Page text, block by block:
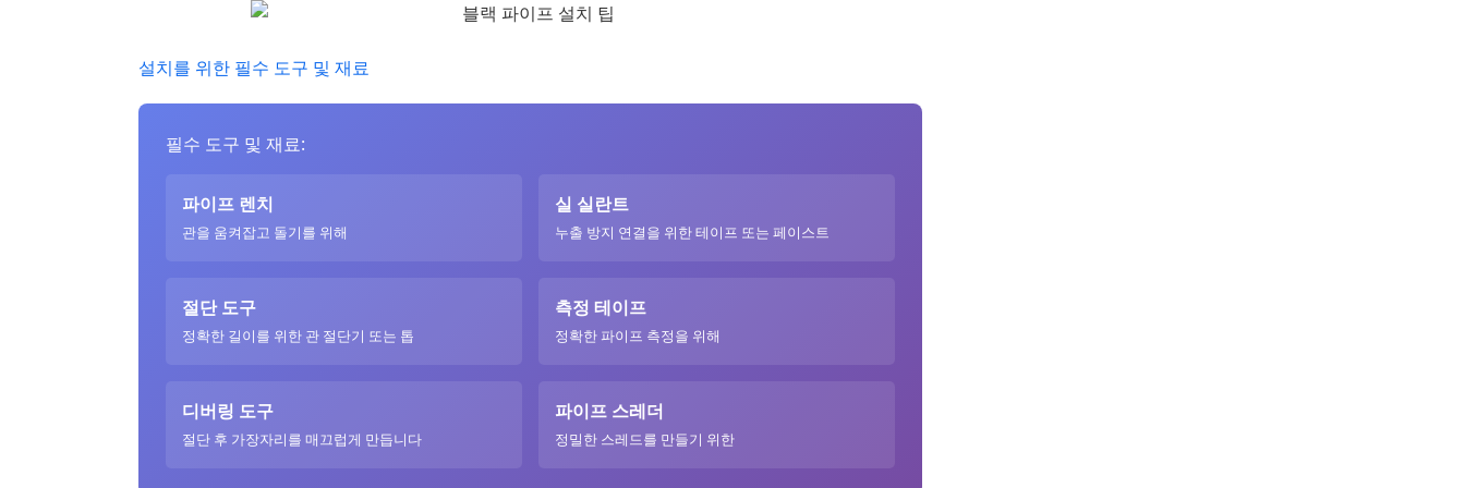
설치를 위한 필수 도구 및 재료
필수 도구 및 재료:
파이프 렌치
관을 움켜잡고 돌기를 위해
실 실란트
누출 방지 연결을 위한 테이프 또는 페이스트
절단 도구
정확한 길이를 위한 관 절단기 또는 톱
측정 테이프
정확한 파이프 측정을 위해
디버링 도구
절단 후 가장자리를 매끄럽게 만듭니다
파이프 스레더
정밀한 스레드를 만들기 위한